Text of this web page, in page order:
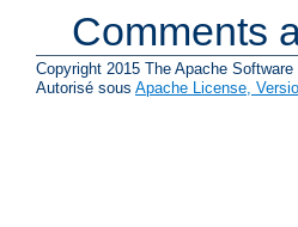
Comments
Copyright 2015 The Apache Software
Autorisé sous Apache License,